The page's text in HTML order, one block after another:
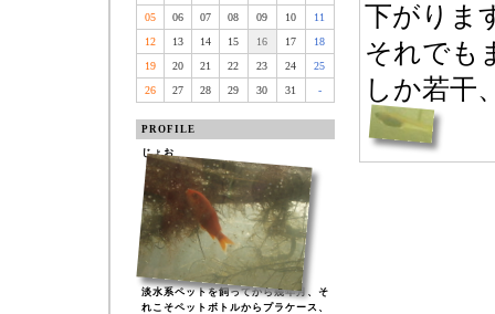
05
06 07 08 09 10
11
12
13 14 15 16 17
18
19
20 21 22 23 24
25
26
27 28 29 30 31 -
PROFILE
じょお
淡水系ペットを飼ってから幾年月、そ
れこそペットボトルからプラケース、
下がりま
それでも
しか若干